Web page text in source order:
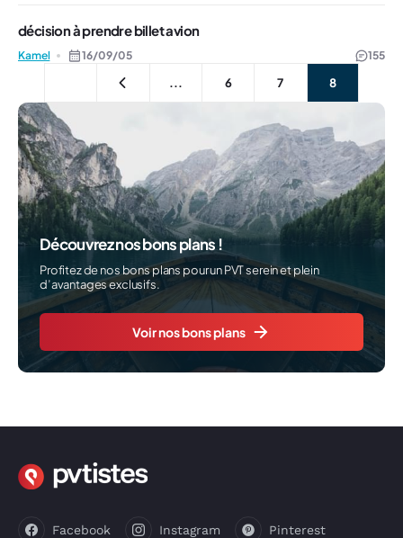
décision à prendre billet avion
Kamel 16/09/05 155
... 6 7 8
Découvrez nos bons plans !
Profitez de nos bons plans pour un PVT serein et plein
d’avantages exclusifs.
Voir nos bons plans
Facebook Instagram Pinterest